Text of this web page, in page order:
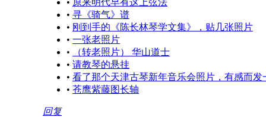
• 原来明代早有这上弦法
• 寻《骑气》谱
• 刚到手的《陈长林琴学文集》，贴几张照片
• 一张老照片
•
（转老照片） 华山道士
• 请教琴的悬挂
• 看了那个天津古琴新年音乐会照片，有感而发
• 苍鹰紫藤图长轴
回复